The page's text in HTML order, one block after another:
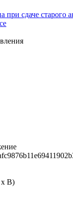
при сдаче старого
В)